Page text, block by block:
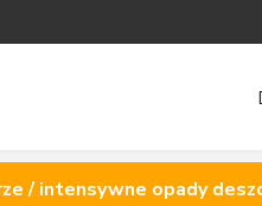
/ intensywne opady